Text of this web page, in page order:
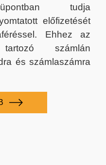
tudja
előfizetését
Ehhez az
tartozó számlán
és számlaszámra